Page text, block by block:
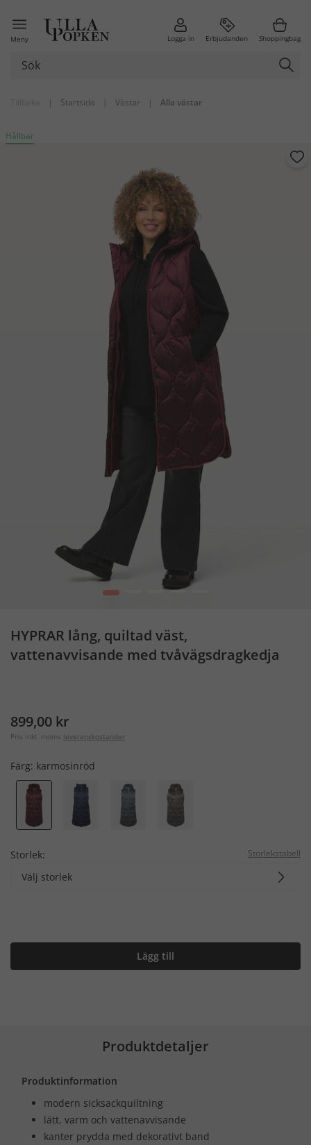
Meny Logga in Erbjudanden Shoppingbag
| Startsida | Västar | Alla västar
Hållbar
1
HYPRAR lång, quiltad väst,
vattenavvisande med tvåvägsdragkedja
899,00 kr
Pris inkl. moms leveranskostander
Färg: karmosinröd
Storlek: Storlekstabell
Välj storlek
Lägg till
Produktdetaljer
Produktinformation
modern sicksackquiltning
lätt, varm och vattenavvisande
kanter prydda med dekorativt band